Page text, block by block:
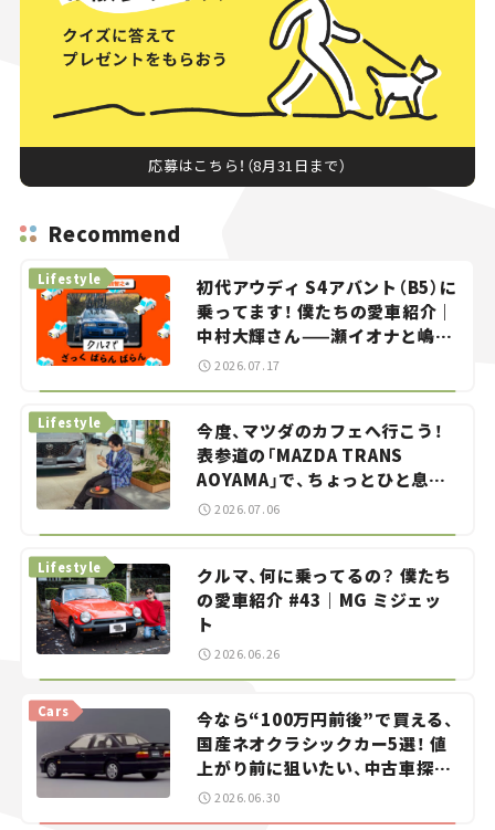
応募はこちら！（8月31日まで）
Recommend
初代アウディ S4アバント（B5）に
乗ってます！ 僕たちの愛車紹介｜
中村大輝さん——瀬イオナと嶋田
智之の「クルマでざっくばらんば
Lifestyle
2026.07.17
今度、マツダのカフェへ行こう！
表参道の「MAZDA TRANS
AOYAMA」で、ちょっとひと息。
——連載｜CCGとクルマでどうす
る？＜第13回＞
Lifestyle
2026.07.06
クルマ、何に乗ってるの？ 僕たち
の愛車紹介 #43｜MG ミジェッ
ト
Lifestyle
2026.06.26
今なら“100万円前後”で買える、
国産ネオクラシックカー5選！ 値
上がり前に狙いたい、中古車探し
をお手伝い――ちょっとイケてるマ
イカー選び #02
Cars
2026.06.30